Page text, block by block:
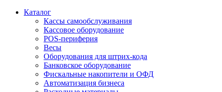
Каталог
Кассы самообслуживания
Кассовое оборудование
POS-периферия
Весы
Оборудования для штрих-кода
Банковское оборудование
Фискальные накопители и ОФД
Автоматизация бизнеса